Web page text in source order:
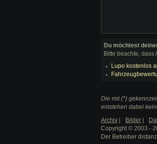
Du möchtest
Bitte beachte, dass
Lupo kostenlos
Die mit (*)
entstehen dabei
Archiv
Bilder
Copyright © 2003 -
Der Betreiber